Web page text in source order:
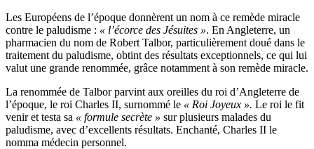
Les Européens de l’époque donnèrent un nom à ce remède miracle
contre le paludisme : « l’écorce des Jésuites ». En Angleterre, un
pharmacien du nom de Robert Talbor, particulièrement doué dans le
traitement du paludisme, obtint des résultats exceptionnels, ce qui lui
valut une grande renommée, grâce notamment à son remède miracle.
La renommée de Talbor parvint aux oreilles du roi d’Angleterre de
l’époque, le roi Charles II, surnommé le « Roi Joyeux ». Le roi le fit
venir et testa sa « formule secrète » sur plusieurs malades du
paludisme, avec d’excellents résultats. Enchanté, Charles II le
nomma médecin personnel.